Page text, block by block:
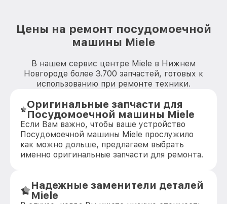
Цены на ремонт посудомоечной
машины Miele
В нашем сервис центре Miele в Нижнем
Новгороде более 3.700 запчастей, готовых к
использованию при ремонте техники.
Оригинальные запчасти для
Посудомоечной машины Miele
Если Вам важно, чтобы ваше устройство
Посудомоечной машины Miele прослужило
как можно дольше, предлагаем выбрать
именно оригинальные запчасти для ремонта.
Надежные заменители деталей
Miele